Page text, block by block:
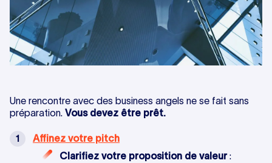
Une rencontre avec des business angels ne se fait sans
préparation. Vous devez être prêt.
Affinez votre pitch
Clarifiez votre proposition de valeur: